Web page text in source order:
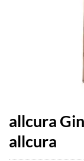
allcura
allcura